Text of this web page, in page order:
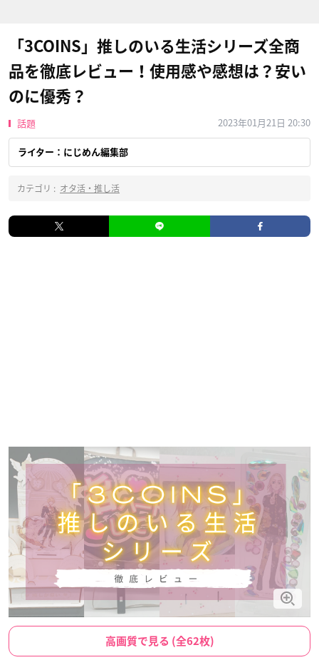
「3COINS」推しのいる生活シリーズ全商
品を徹底レビュー！使用感や感想は？安い
のに優秀？
話題 2023年01月21日 20:30
ライター：にじめん編集部
カテゴリ : オタ活・推し活
高画質で見る (全62枚)